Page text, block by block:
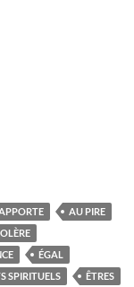
APPORTE
AU PIRE
ÉGAL
SPIRITUELS
ÊTRES